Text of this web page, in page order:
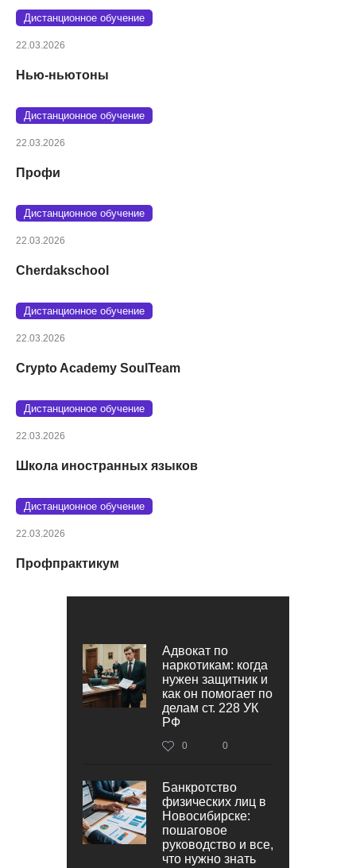
Дистанционное обучение
22.03.2026
Нью-ньютоны
Дистанционное обучение
22.03.2026
Профи
Дистанционное обучение
22.03.2026
Cherdakschool
Дистанционное обучение
22.03.2026
Crypto Academy SoulTeam
Дистанционное обучение
22.03.2026
Школа иностранных языков
Дистанционное обучение
22.03.2026
Профпрактикум
Адвокат по
наркотикам: когда
нужен защитник и
как он помогает по
делам ст. 228 УК
РФ
0 0
Банкротство
физических лиц в
Новосибирске:
пошаговое
руководство и все,
что нужно знать